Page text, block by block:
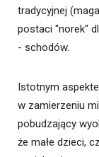
tradycyjnej
postaci "norek"
- schodów.
Istotnym
w zamierzeniu
pobudzający
że małe dzieci,